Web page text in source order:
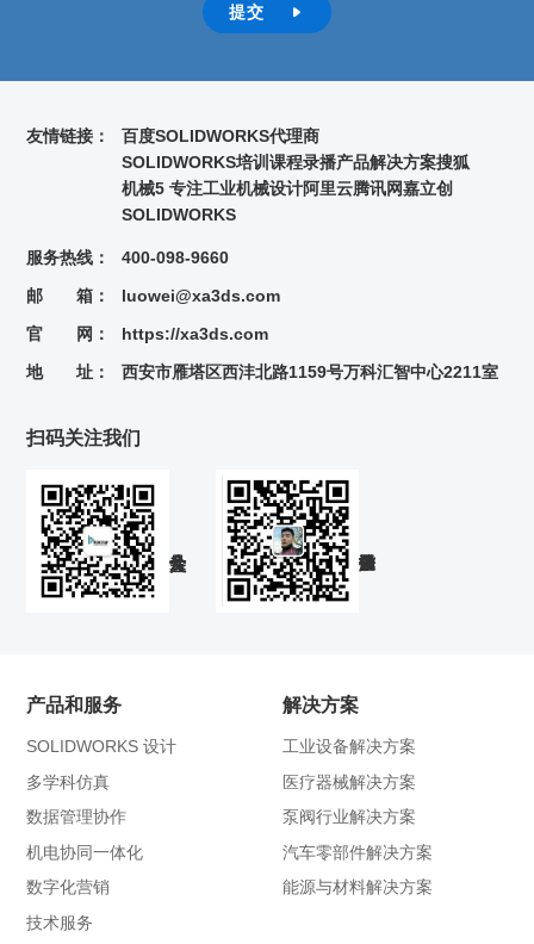
提交 
友情链接： 百度SOLIDWORKS代理商
SOLIDWORKS培训课程录播产品解决方案搜狐
机械5 专注工业机械设计阿里云腾讯网嘉立创
SOLIDWORKS
服务热线：
400-098-9660
邮 箱：
luowei@xa3ds.com
官 网：
https://xa3ds.com
地 址：
西安市雁塔区西沣北路1159号万科汇智中心2211室
扫码关注我们
产品和服务
SOLIDWORKS 设计
多学科仿真
数据管理协作
机电协同一体化
数字化营销
技术服务
解决方案
工业设备解决方案
医疗器械解决方案
泵阀行业解决方案
汽车零部件解决方案
能源与材料解决方案